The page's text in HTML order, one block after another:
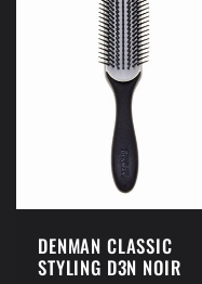
DENMAN CLASSIC
STYLING D3N NOIR